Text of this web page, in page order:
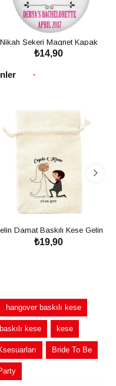
Nikah Şekeri Magnet Kapak
Açacak Cheers Bitches
₺14,90
Damat Baskılı Kese Gelin
Damat
₺19,90
hangover baskılı kese
baskılı kese kese
Bride To Be